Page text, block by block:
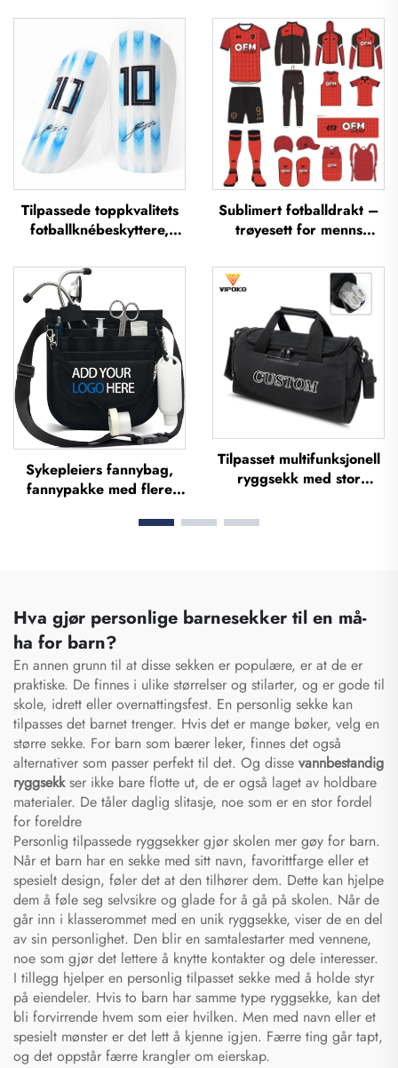
Tilpassede toppkvalitets
fotballknébeskyttere,
beinbeskyttere,
knébeskyttere,
fotballknébeskyttere
Sublimert fotballdrakt –
trøyesett for menns
fotballsportutstyr,
Sykepleiers fannybag,
fannypakke med flere
med zipper, medisinsk
sykepleiervesker
Tilpasset multifunksjonell
ryggsekk med stor
trening, vannbestandig
Hva gjør personlige barnesekker til en må-
ha for barn?
En annen grunn til at disse sekken er populære, er at de er
praktiske. De finnes i ulike størrelser og stilarter, og er gode til
skole, idrett eller overnattingsfest. En personlig sekke kan
tilpasses det barnet trenger. Hvis det er mange bøker, velg en
større sekke. For barn som bærer leker, finnes det også
alternativer som passer perfekt til det. Og disse vannbestandig
ryggsekkser ikke bare flotte ut, de er også laget av holdbare
materialer. De tåler daglig slitasje, noe som er en stor fordel
for foreldre
Personlig tilpassede ryggsekker gjør skolen mer gøy for barn.
Når et barn har en sekke med sitt navn, favorittfarge eller et
spesielt design, føler det at den tilhører dem. Dette kan hjelpe
dem å føle seg selvsikre og glade for å gå på skolen. Når de
går inn i klasserommet med en unik ryggsekke, viser de en del
av sin personlighet. Den blir en samtalestarter med vennene,
noe som gjør det lettere å knytte kontakter og dele interesser.
I tillegg hjelper en personlig tilpasset sekke med å holde styr
på eiendeler. Hvis to barn har samme type ryggsekke, kan det
bli forvirrende hvem som eier hvilken. Men med navn eller et
spesielt mønster er det lett å kjenne igjen. Færre ting går tapt,
og det oppstår færre krangler om eierskap.